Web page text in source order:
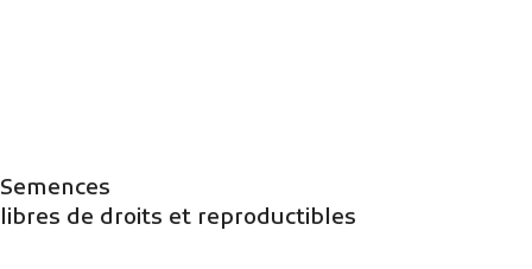
Semences
libres de droits et reproductibles